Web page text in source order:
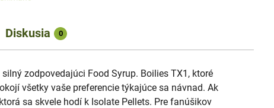
Diskusia 0
zodpovedajúci Food Syrup. Boilies TX1, ktoré
všetky vaše preferencie týkajúce sa návnad. Ak
sa skvele hodí k Isolate Pellets. Pre fanúšikov